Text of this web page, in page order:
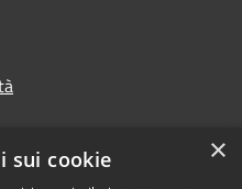
×
sui cookie